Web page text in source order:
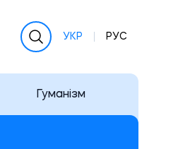
УКР РУС
Гуманізм